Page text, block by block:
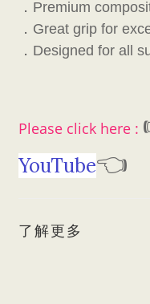
． Premium
． Great grip for
． Designed for all
Please click here :
YouTube👈
了解更多